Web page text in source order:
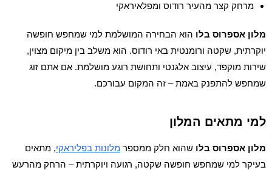
מרחק קצר מהעיר רודוס ומפלאיראקי
מלון אספרוס בלו הוא הבחירה המושלמת למי שמחפש חופשה
יוקרתית, שקטה ורומנטית באי רודוס. הוא משלב בין מיקום מצוין,
שירות מוקפד, עיצוב אלגנטי ותחושת רוגע מושלמת. אם אתם זוג
שמחפש להתפנק באמת – זה המקום עבורכם.
למי מתאים המלון
מלון אספרוס בלו שהוא חלק ממספר מלונות בפליראקי, מתאים
בעיקר למי שמחפש חופשה שקטה, רגועה ויוקרתית – הרחק מהרעש